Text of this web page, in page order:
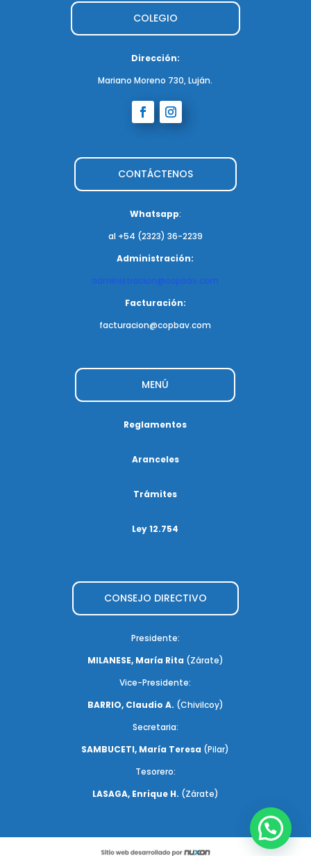
COLEGIO
Dirección:
Mariano Moreno 730, Luján.
CONTÁCTENOS
Whatsapp:
al +54 (2323) 36-2239
Administración:
administracion@copbav.com
Facturación:
facturacion@copbav.com
MENÚ
Reglamentos
Aranceles
Trámites
Ley 12.754
CONSEJO DIRECTIVO
Presidente:
MILANESE, María Rita (Zárate)
Vice-Presidente:
BARRIO, Claudio A. (Chivilcoy)
Secretaria:
SAMBUCETI, María Teresa (Pilar)
Tesorero:
LASAGA, Enrique H. (Zárate)